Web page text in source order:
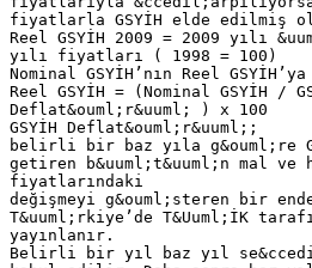
fiyatlarla GSYİH elde edilmiş
Reel GSYİH 2009 = 2009 yılı
yılı fiyatları ( 1998 = 100)
Nominal GSYİH’nın Reel
Reel GSYİH = (Nominal GSYİH /
Deflat&ouml;r&uuml; ) x 100
GSYİH Deflat&ouml;r&uuml;;
belirli bir baz yıla g&ouml;re
getiren b&uuml;t&uuml;n mal ve
fiyatlarındaki
değişmeyi g&ouml;steren bir
T&uuml;rkiye’de T&Uuml;İK
yayınlanır.
Belirli bir yıl baz yıl